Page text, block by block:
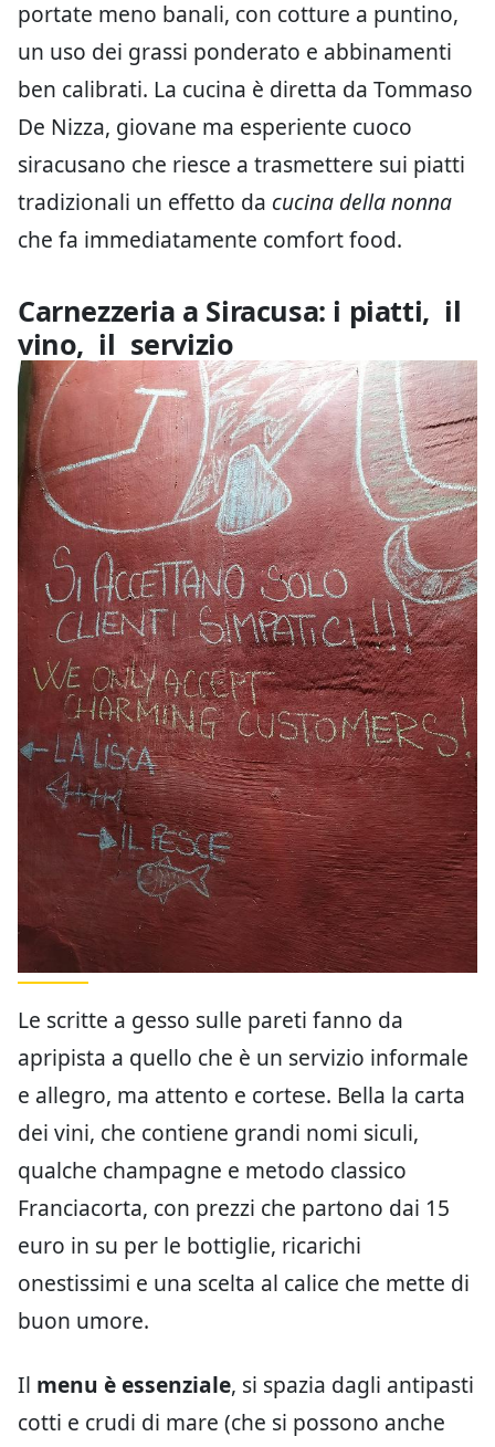
portate meno banali, con cotture a puntino,
un uso dei grassi ponderato e abbinamenti
ben calibrati. La cucina è diretta da Tommaso
De Nizza, giovane ma esperiente cuoco
siracusano che riesce a trasmettere sui piatti
tradizionali un effetto da cucina della nonna
che fa immediatamente comfort food.
Carnezzeria a Siracusa: i piatti, il
vino, il servizio
Le scritte a gesso sulle pareti fanno da
apripista a quello che è un servizio informale
e allegro, ma attento e cortese. Bella la carta
dei vini, che contiene grandi nomi siculi,
qualche champagne e metodo classico
Franciacorta, con prezzi che partono dai 15
euro in su per le bottiglie, ricarichi
onestissimi e una scelta al calice che mette di
buon umore.
Il menu è essenziale, si spazia dagli antipasti
cotti e crudi di mare (che si possono anche